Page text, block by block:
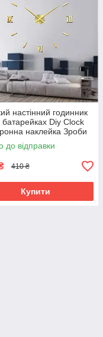
настінний годинник
Diy Clock
наклейка Зроби
кухні вітальні Золото
до відправки
410 ₴
Купити